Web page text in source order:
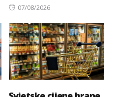
Posted
07/08/2026